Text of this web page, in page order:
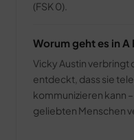
(FSK 0).
Worum geht es in A
Vicky Austin verbringt
entdeckt, dass sie
kommunizieren kann
geliebten Menschen